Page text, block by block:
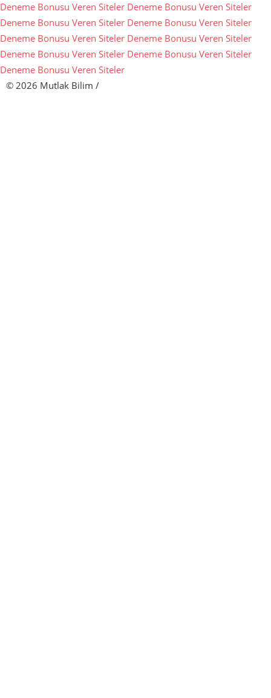
Deneme Bonusu Veren Siteler Deneme Bonusu Veren Siteler
Deneme Bonusu Veren Siteler Deneme Bonusu Veren Siteler
Deneme Bonusu Veren Siteler Deneme Bonusu Veren Siteler
Deneme Bonusu Veren Siteler Deneme Bonusu Veren Siteler
Deneme Bonusu Veren Siteler
© 2026 Mutlak Bilim /